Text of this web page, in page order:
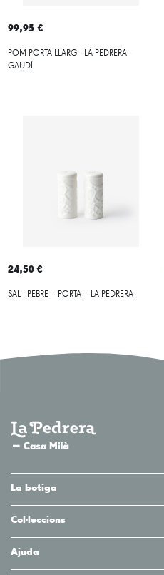
99,95 €
POM PORTA LLARG - LA PEDRERA -
GAUDÍ
24,50 €
SAL I PEBRE – PORTA – LA PEDRERA
La botiga
Col·leccions
Ajuda